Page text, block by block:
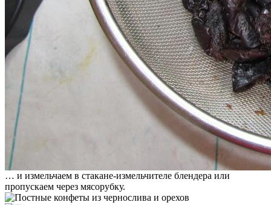
… и измельчаем в стакане-измельчителе блендера или
пропускаем через мясорубку.